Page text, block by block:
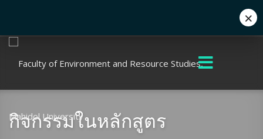
กิจกรรมในหลักสูตร
×